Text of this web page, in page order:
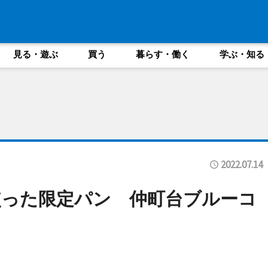
見る・遊ぶ 買う 暮らす・働く 学ぶ・知る
2022.07.14
た限定パン 仲町台ブルーコ